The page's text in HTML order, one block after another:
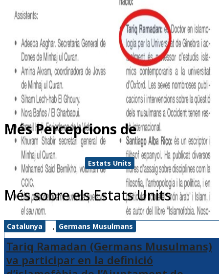
Catalunya , Germans Musulmans
Tariq Ramadan (Germans Musulmans)
va participar en la definició
Més Percepcions de
Estats Units
Més sobre els Estats Units